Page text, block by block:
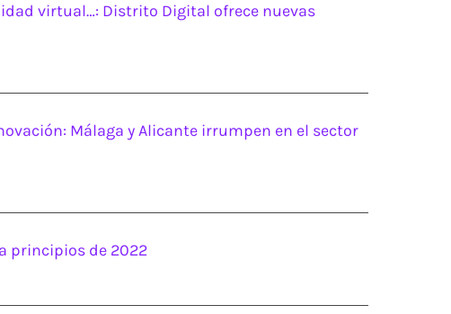
virtual…: Distrito Digital ofrece nuevas
Málaga y Alicante irrumpen en el sector
principios de 2022